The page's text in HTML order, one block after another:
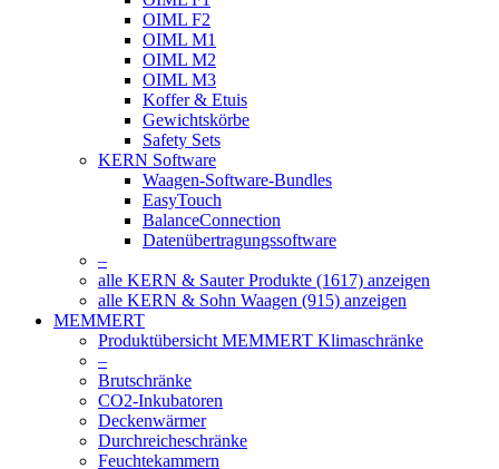
OIML F2
OIML M1
OIML M2
OIML M3
Koffer & Etuis
Gewichtskörbe
Safety Sets
KERN Software
Waagen-Software-Bundles
EasyTouch
BalanceConnection
Datenübertragungssoftware
–
alle KERN & Sauter Produkte (1617) anzeigen
alle KERN & Sohn Waagen (915) anzeigen
MEMMERT
Produktübersicht MEMMERT Klimaschränke
–
Brutschränke
CO2-Inkubatoren
Deckenwärmer
Durchreicheschränke
Feuchtekammern